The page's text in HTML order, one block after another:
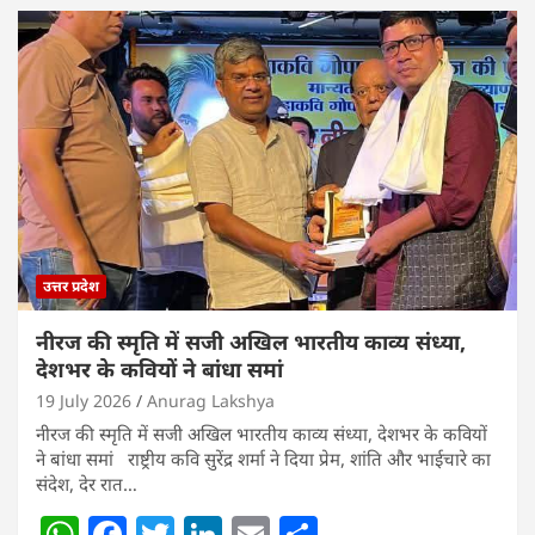
at
s
A
p
p
c
e
b
o
o
k
itt
er
k
e
dI
n
ai
l
ar
e
उत्तर प्रदेश
नीरज की स्मृति में सजी अखिल भारतीय काव्य संध्या,
देशभर के कवियों ने बांधा समां
19 July 2026 Anurag Lakshya
नीरज की स्मृति में सजी अखिल भारतीय काव्य संध्या, देशभर के कवियों
ने बांधा समां राष्ट्रीय कवि सुरेंद्र शर्मा ने दिया प्रेम, शांति और भाईचारे का
संदेश, देर रात…